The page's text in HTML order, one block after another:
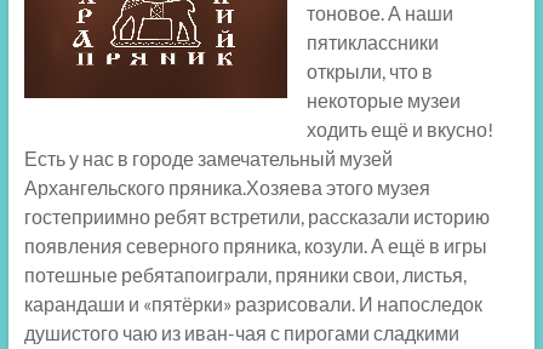
тоновое. А наши
пятиклассники
открыли, что в
некоторые музеи
ходить ещё и вкусно!
Есть у нас в городе замечательный музей
Архангельского пряника.Хозяева этого музея
гостеприимно ребят встретили, рассказали историю
появления северного пряника, козули. А ещё в игры
потешные ребятапоиграли, пряники свои, листья,
карандаши и «пятёрки» разрисовали. И напоследок
душистого чаю из иван-чая с пирогами сладкими